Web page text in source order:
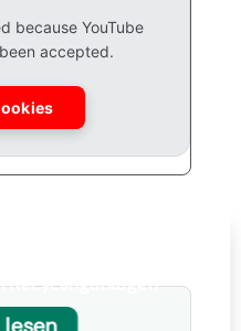
because YouTube
accepted.
Recyclinganlagen